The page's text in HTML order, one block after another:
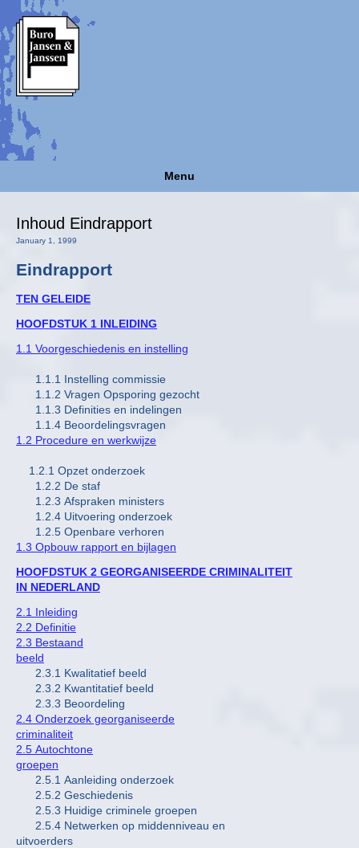
Menu
Inhoud Eindrapport
January 1, 1999
Eindrapport
TEN GELEIDE
HOOFDSTUK 1 INLEIDING
1.1 Voorgeschiedenis en instelling
1.1.1 Instelling commissie
1.1.2 Vragen Opsporing gezocht
1.1.3 Definities en indelingen
1.1.4 Beoordelingsvragen
1.2 Procedure en werkwijze
1.2.1 Opzet onderzoek
1.2.2 De staf
1.2.3 Afspraken ministers
1.2.4 Uitvoering onderzoek
1.2.5 Openbare verhoren
1.3 Opbouw rapport en bijlagen
HOOFDSTUK 2 GEORGANISEERDE CRIMINALITEIT
IN NEDERLAND
2.1 Inleiding
2.2 Definitie
2.3 Bestaand
beeld
2.3.1 Kwalitatief beeld
2.3.2 Kwantitatief beeld
2.3.3 Beoordeling
2.4 Onderzoek georganiseerde
criminaliteit
2.5 Autochtone
groepen
2.5.1 Aanleiding onderzoek
2.5.2 Geschiedenis
2.5.3 Huidige criminele groepen
2.5.4 Netwerken op middenniveau en
uitvoerders